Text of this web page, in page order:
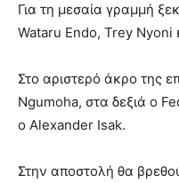
Για τη μεσαία γραμμή
Wataru Endo, Trey Nyoni
Στο αριστερό άκρο της
Ngumoha, στα δεξιά ο
ο Alexander Isak.
Στην αποστολή θα